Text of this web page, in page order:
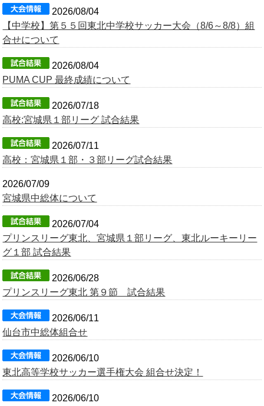
2026/08/04
【中学校】第５５回東北中学校サッカー大会（8/6～8/8）組
合せについて
2026/08/04
PUMA CUP 最終成績について
2026/07/18
高校:宮城県１部リーグ 試合結果
2026/07/11
高校：宮城県１部・３部リーグ試合結果
2026/07/09
宮城県中総体について
2026/07/04
プリンスリーグ東北、宮城県１部リーグ、東北ルーキーリー
グ１部 試合結果
2026/06/28
プリンスリーグ東北 第９節 試合結果
2026/06/11
仙台市中総体組合せ
2026/06/10
東北高等学校サッカー選手権大会 組合せ決定！
2026/06/10